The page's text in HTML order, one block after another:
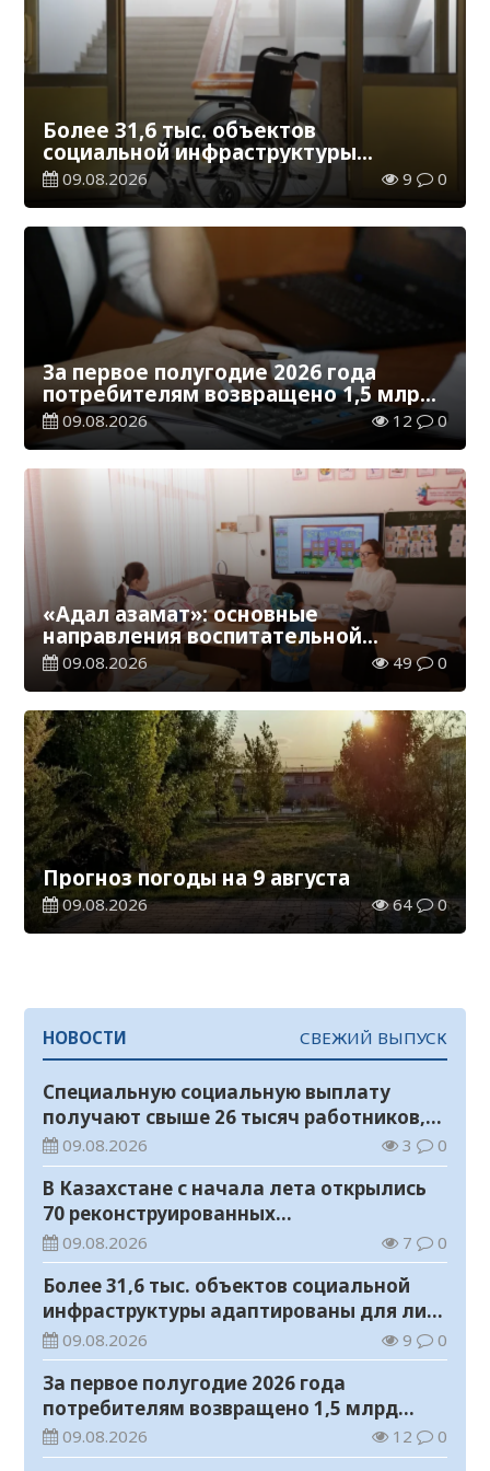
Более 31,6 тыс. объектов
социальной инфраструктуры
адаптированы для лиц с
инвалидностью
09.08.2026 9 0
За первое полугодие 2026 года
потребителям возвращено 1,5 млрд
тенге
09.08.2026 12 0
«Адал азамат»: основные
направления воспитательной
работы в новом учебном году
09.08.2026 49 0
Прогноз погоды на 9 августа
09.08.2026 64 0
НОВОСТИ СВЕЖИЙ ВЫПУСК
Специальную социальную выплату
получают свыше 26 тысяч работников,
занятых во вредных условиях труда
09.08.2026 3 0
В Казахстане с начала лета открылись
70 реконструированных
железнодорожных вокзалов
09.08.2026 7 0
Более 31,6 тыс. объектов социальной
инфраструктуры адаптированы для лиц
с инвалидностью
09.08.2026 9 0
За первое полугодие 2026 года
потребителям возвращено 1,5 млрд
тенге
09.08.2026 12 0